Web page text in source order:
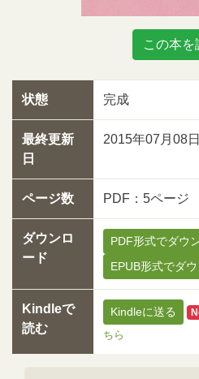
この本を
状態 完成
最終更新
日
2015年07月08日
ページ数 PDF：5ページ
ダウンロ
ード
PDF形式でダウ
EPUB形式でダ
Kindleで
読む
Kindleに送る
ちら